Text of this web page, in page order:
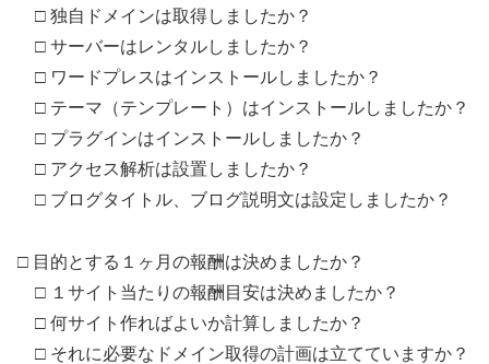
□ 独自ドメインは取得しましたか？
□ サーバーはレンタルしましたか？
□ ワードプレスはインストールしましたか？
□ テーマ（テンプレート）はインストールしましたか？
□ プラグインはインストールしましたか？
□ アクセス解析は設置しましたか？
□ ブログタイトル、ブログ説明文は設定しましたか？
□ 目的とする１ヶ月の報酬は決めましたか？
□ １サイト当たりの報酬目安は決めましたか？
□ 何サイト作ればよいか計算しましたか？
□ それに必要なドメイン取得の計画は立てていますか？